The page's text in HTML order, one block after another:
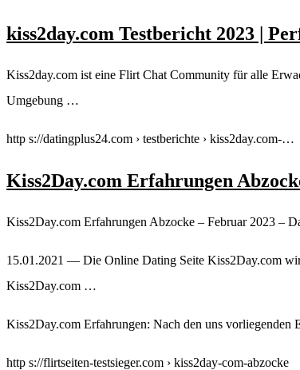
kiss2day.com Testbericht 2023 |
Kiss2day.com ist eine Flirt Chat Community für alle
Umgebung …
http s://datingplus24.com › testberichte › kiss2day.com-…
Kiss2Day.com Erfahrungen
Kiss2Day.com Erfahrungen Abzocke – Februar 2023 –
15.01.2021 — Die Online Dating Seite Kiss2Day.com
Kiss2Day.com …
Kiss2Day.com Erfahrungen: Nach den uns vorliegenden
http s://flirtseiten-testsieger.com › kiss2day-com-abzocke